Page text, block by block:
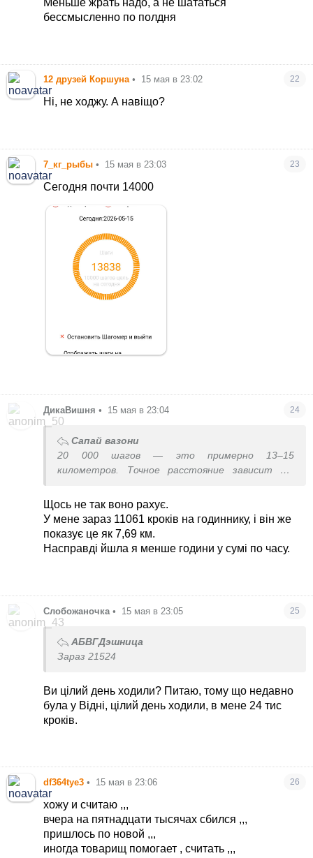
бессмысленно по полдня
12 друзей Коршуна • 15 мая в 23:02 22
Ні, не ходжу. А навіщо?
7_кг_рыбы • 15 мая в 23:03 23
Сегодня почти 14000
ДикаВишня • 15 мая в 23:04 24
Сапай вазони
20 000 шагов — это примерно 13–15
километров. Точное расстояние зависит от
расчет:При низком росте (шаг ~65 см): 13
кмСредний показатель (шаг ~70-75 см): 14–15
кмТакая дистанция обычно занимает от 2,5 до
3,5 часов непрерывной ходьбы.
Щось не так воно рахує.
У мене зараз 11061 кроків на годиннику, і він же
показує це як 7,69 км.
Насправді йшла я менше години у сумі по часу.
Слобожаночка • 15 мая в 23:05 25
АБВГДэшница
Зараз 21524
Ви цілий день ходили? Питаю, тому що недавно
була у Відні, цілий день ходили, в мене 24 тис
кроків.
df364tye3 • 15 мая в 23:06 26
хожу и считаю ,,,
вчера на пятнадцати тысячах сбился ,,,
пришлось по новой ,,,
иногда товарищ помогает , считать ,,,